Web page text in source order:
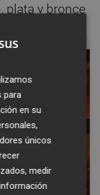
plata y bronce
para
en su
únicos
medir